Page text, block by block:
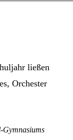
ließen
Orchester
Gymnasiums